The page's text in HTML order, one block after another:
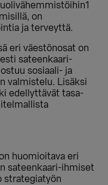
on
ja terveyttä.
eri väestönosat on
sateenkaari-
sosiaali- ja
valmistelu. Lisäksi
edellyttävät tasa-
huomioitava eri
sateenkaari-ihmiset
strategiatyön